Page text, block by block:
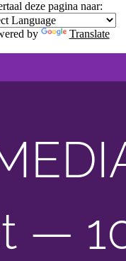
deze pagina naar:
by Translate
—